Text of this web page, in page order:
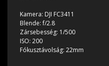
Kamera: DJI FC3411
Blende:f/2.8
Zársebesség: 1/500
ISO: 200
Fókusztávolság: 22mm